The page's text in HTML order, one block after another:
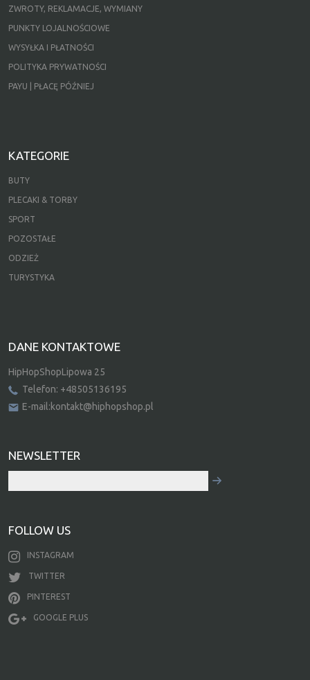
ZWROTY, REKLAMACJE, WYMIANY
PUNKTY LOJALNOŚCIOWE
WYSYŁKA I PŁATNOŚCI
POLITYKA PRYWATNOŚCI
PAYU | PŁACĘ PÓŹNIEJ
KATEGORIE
BUTY
PLECAKI & TORBY
SPORT
POZOSTAŁE
ODZIEŻ
TURYSTYKA
DANE KONTAKTOWE
HipHopShopLipowa 25
Telefon: +48505136195
E-mail:kontakt@hiphopshop.pl
NEWSLETTER
FOLLOW US
INSTAGRAM
TWITTER
PINTEREST
GOOGLE PLUS